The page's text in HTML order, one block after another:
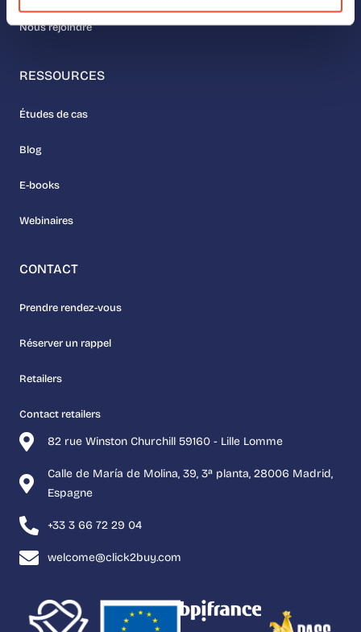
82 rue Winston Churchill 59160 - Lille Lomme
Calle de María de Molina, 39, 3ª planta, 28006 Madrid,
Espagne
+33 3 66 72 29 04
welcome@click2buy.com
Nous rejoindre
RESSOURCES
Études de cas
Blog
E-books
Webinaires
CONTACT
Prendre rendez-vous
Réserver un rappel
Retailers
Contact retailers